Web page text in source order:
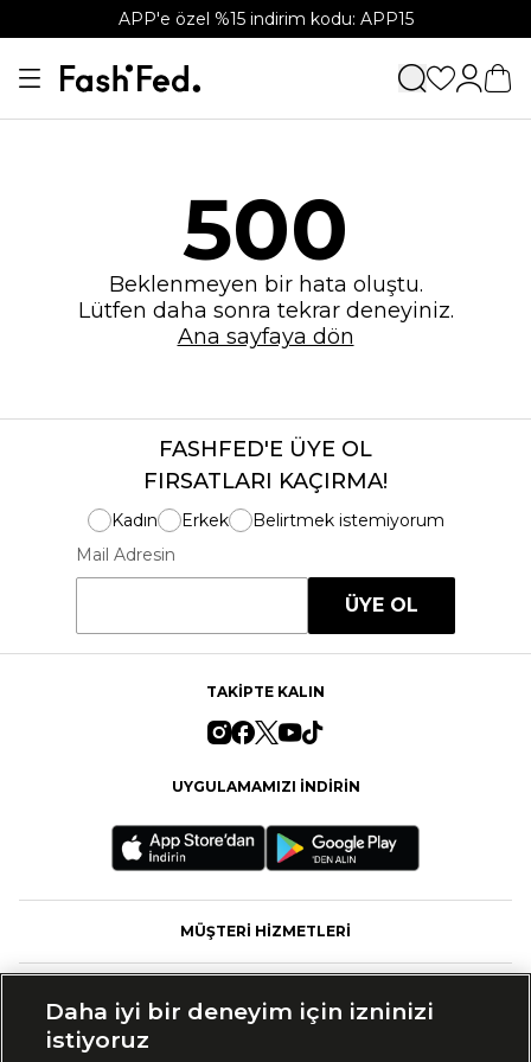
APP'e özel %15 indirim kodu: APP15
500
Beklenmeyen bir hata oluştu.
Lütfen daha sonra tekrar deneyiniz.
Ana sayfaya dön
FASHFED'E ÜYE OL
FIRSATLARI KAÇIRMA!
Kadın Erkek
Belirtmek istemiyorum
Mail Adresin
ÜYE OL
TAKİPTE KALIN
UYGULAMAMIZI İNDİRİN
MÜŞTERİ HİZMETLERİ
Daha iyi bir deneyim için izninizi
istiyoruz